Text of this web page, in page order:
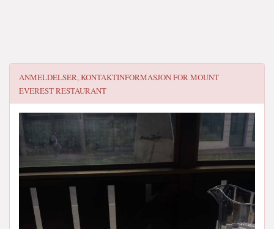
ANMELDELSER, KONTAKTINFORMASJON FORMOUNT
EVEREST RESTAURANT